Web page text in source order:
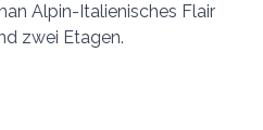
Alpin-Italienisches Flair
zwei Etagen.